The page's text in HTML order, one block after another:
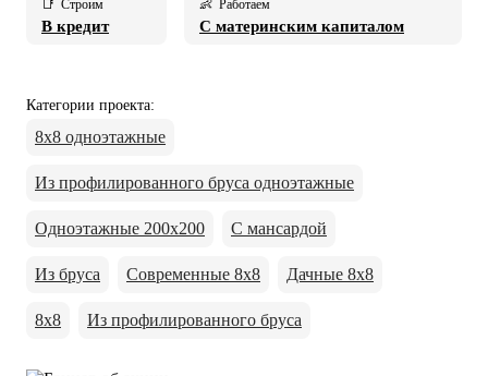
📑 Строим
В кредит
👶 Работаем
С материнским капиталом
Категории проекта:
8х8 одноэтажные
Из профилированного бруса одноэтажные
Одноэтажные 200х200 С мансардой
Из бруса Современные 8х8 Дачные 8х8
8х8 Из профилированного бруса